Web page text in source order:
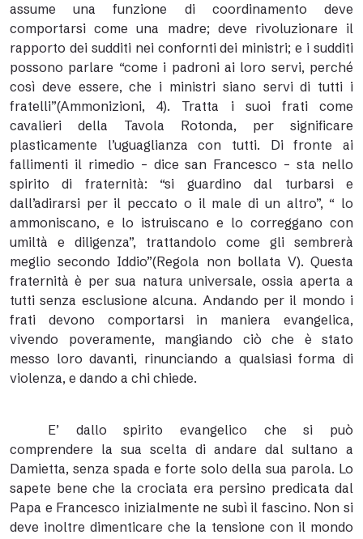
assume una funzione di coordinamento deve
comportarsi come una madre; deve rivoluzionare il
rapporto dei sudditi nei confornti dei ministri; e i sudditi
possono parlare “come i padroni ai loro servi, perché
così deve essere, che i ministri siano servi di tutti i
fratelli”(Ammonizioni, 4). Tratta i suoi frati come
cavalieri della Tavola Rotonda, per significare
plasticamente l’uguaglianza con tutti. Di fronte ai
fallimenti il rimedio – dice san Francesco – sta nello
spirito di fraternità: “si guardino dal turbarsi e
dall’adirarsi per il peccato o il male di un altro”, “ lo
ammoniscano, e lo istruiscano e lo correggano con
umiltà e diligenza”, trattandolo come gli sembrerà
meglio secondo Iddio”(Regola non bollata V). Questa
fraternità è per sua natura universale, ossia aperta a
tutti senza esclusione alcuna. Andando per il mondo i
frati devono comportarsi in maniera evangelica,
vivendo poveramente, mangiando ciò che è stato
messo loro davanti, rinunciando a qualsiasi forma di
violenza, e dando a chi chiede.
E’ dallo spirito evangelico che si può
comprendere la sua scelta di andare dal sultano a
Damietta, senza spada e forte solo della sua parola. Lo
sapete bene che la crociata era persino predicata dal
Papa e Francesco inizialmente ne subì il fascino. Non si
deve inoltre dimenticare che la tensione con il mondo